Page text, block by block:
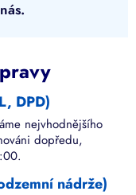
DPD)
nejvhodnějšího
dopředu,
nádrže)